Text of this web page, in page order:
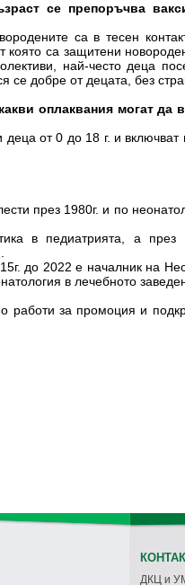
се препоръчва
са в тесен
са защитени
най-често деца
се добре от децата, без
оплаквания могат да
от 0 до 18 г. и включват
през 1980г. и по
в педиатрията, а
до 2022 е началник на
в лечебното
работи за промоция и
ДКЦ и